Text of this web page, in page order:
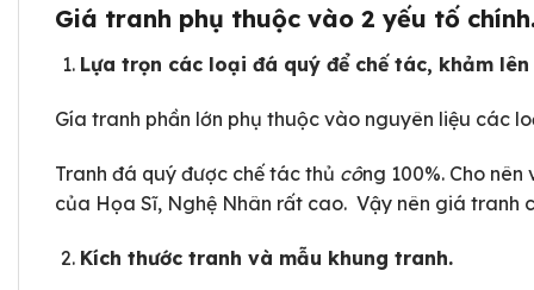
Giá tranh phụ thuộc vào 2 yếu tố
Lựa trọn các loại đá quý để chế tác, khảm
Gía tranh phần lớn phụ thuộc vào nguyên liệu các
Tranh đá quý được chế tác thủ công 100%. Cho
của Họa Sĩ, Nghệ Nhân rất cao. Vậy nên giá tranh
Kích thước tranh và mẫu khung tranh.